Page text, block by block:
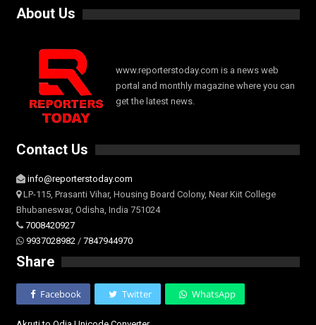
About Us
www.reporterstoday.com is a news web
portal and monthly magazine where you can
get the latest news.
Contact Us
info@reporterstoday.com
LP-115, Prasanti Vihar, Housing Board Colony, Near Kiit College
Bhubaneswar, Odisha, India 751024
7008420927
9937028982 / 7847944970
Share
Facebook Twitter WhatsApp